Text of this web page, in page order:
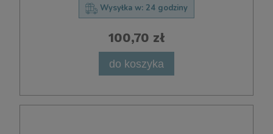
Wysyłka w: 24 godziny
100,70 zł
do koszyka